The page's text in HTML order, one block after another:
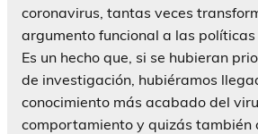
coronavirus, tantas veces
argumento funcional a las políticas
Es un hecho que, si se hubieran
de investigación, hubiéramos
conocimiento más acabado del
comportamiento y quizás también